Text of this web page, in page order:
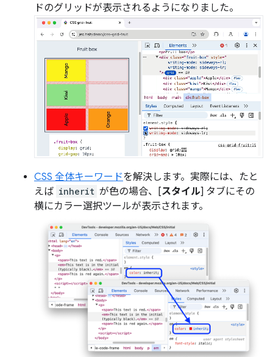
ドのグリッドが表示されるようになりました。
CSS 全体キーワードを解決します。実際には、たと
えば inherit が色の場合、[スタイル] タブにその
横にカラー選択ツールが表示されます。